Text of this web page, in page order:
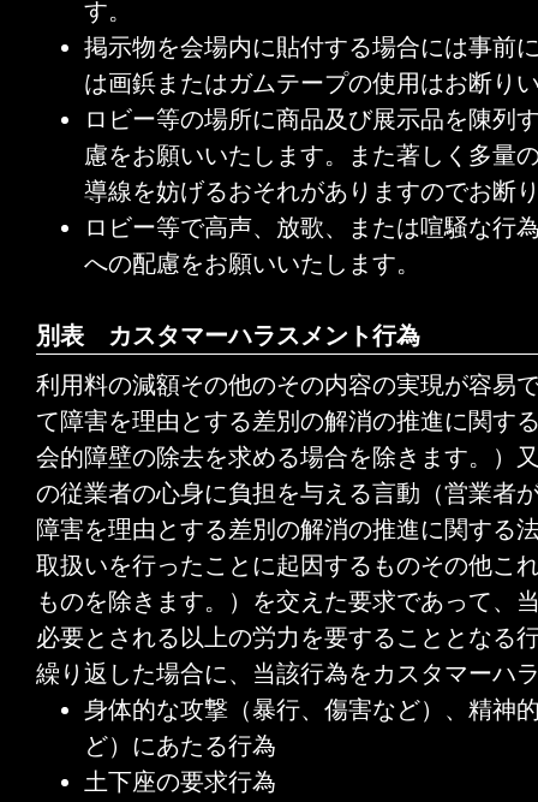
す。
掲示物を会場内に貼付する場合には事前
は画鋲またはガムテープの使用はお断り
ロビー等の場所に商品及び展示品を陳列
慮をお願いいたします。また著しく多量
導線を妨げるおそれがありますのでお断
ロビー等で高声、放歌、または喧騒な行
への配慮をお願いいたします。
別表 カスタマーハラスメント行為
利用料の減額その他のその内容の実現が容易
て障害を理由とする差別の解消の推進に関す
会的障壁の除去を求める場合を除きます。）
の従業者の心身に負担を与える言動（営業者
障害を理由とする差別の解消の推進に関する
取扱いを行ったことに起因するものその他こ
ものを除きます。）を交えた要求であって、
必要とされる以上の労力を要することとなる
繰り返した場合に、当該行為をカスタマーハ
身体的な攻撃（暴行、傷害など）、精神
ど）にあたる行為
土下座の要求行為